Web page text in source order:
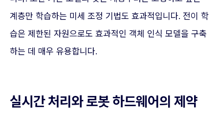
계층만 학습하는 미세 조정 기법도 효과적입니다. 전이 학
습은 제한된 자원으로도 효과적인 객체 인식 모델을 구축
하는 데 매우 유용합니다.
실시간 처리와 로봇 하드웨어의 제약